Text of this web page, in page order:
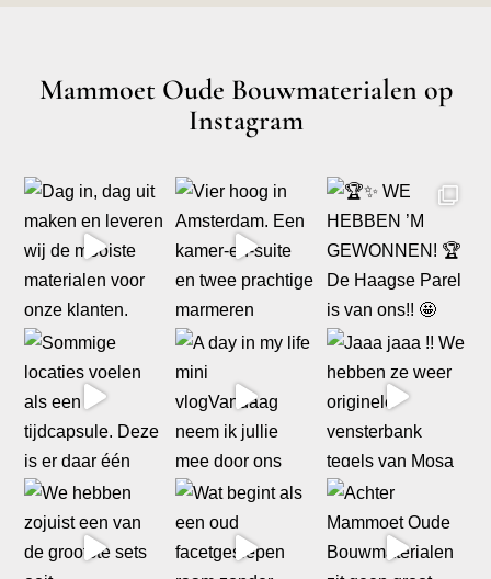
Mammoet Oude Bouwmaterialen op
Instagram